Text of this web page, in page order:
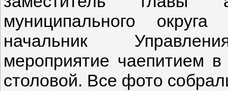
муниципального
начальник
мероприятие чаепитием
столовой. Все фото